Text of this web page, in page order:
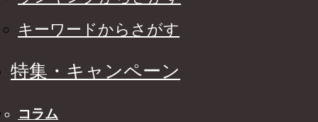
キーワードからさがす
特集・キャンペーン
コラム